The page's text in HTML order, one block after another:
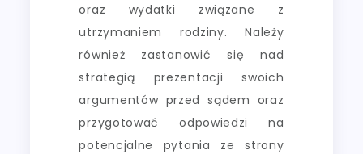
oraz wydatki związane z
utrzymaniem rodziny. Należy
również zastanowić się nad
strategią prezentacji swoich
argumentów przed sądem oraz
przygotować odpowiedzi na
potencjalne pytania ze strony